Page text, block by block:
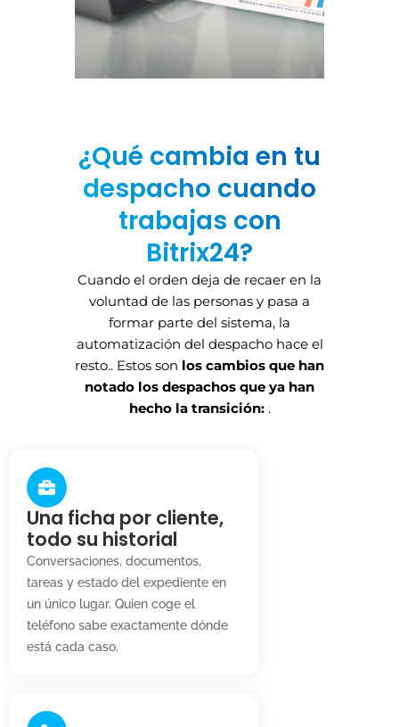
¿Qué cambia en tu
despacho cuando
trabajas con
Bitrix24?
Cuando el orden deja de recaer en la
voluntad de las personas y pasa a
formar parte del sistema, la
automatización del despacho hace el
resto.. Estos son los cambios que han
notado los despachos que ya han
hecho la transición:.
Una ficha por cliente,
todo su historial
Conversaciones, documentos,
tareas y estado del expediente en
un único lugar. Quien coge el
teléfono sabe exactamente dónde
está cada caso.